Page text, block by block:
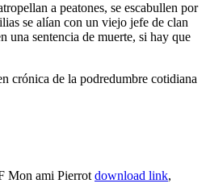
a peatones, se escabullen por
se alían con un viejo jefe de clan
una sentencia de muerte, si hay que
crónica de la podredumbre cotidiana
Mon ami Pierrot download link,